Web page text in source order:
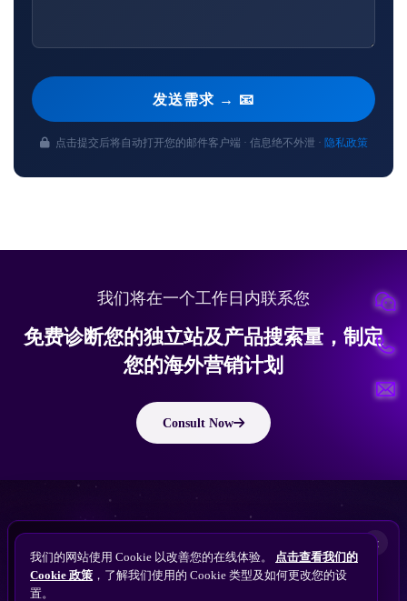
发送需求 → 📧
点击提交后将自动打开您的邮件客户端 · 信息绝不外泄 · 隐私政策
我们将在一个工作日内联系您
免费诊断您的独立站及产品搜索量，制定
您的海外营销计划
Consult Now
版权所有 © 2010 ~ 2026 隽永东方/EastDigi--专注企业海外业务增长
备案号：苏ICP备14005285号-11
我们的网站使用 Cookie 以改善您的在线体验。 点击查看我们的
Cookie 政策 ，了解我们使用的 Cookie 类型及如何更改您的设
置。
×
Perplexity
Gemini
搜索找到您的独立站？
免费获取隽永东方 SEO / AEO / GEO 独立站可见